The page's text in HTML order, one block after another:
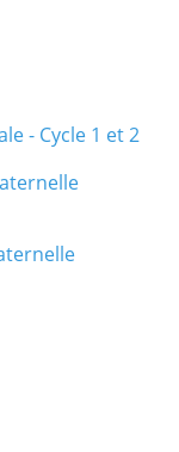
- Cycle 1 et 2